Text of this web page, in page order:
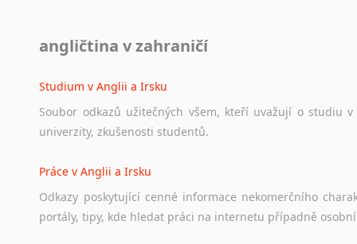
Ať už se jedná o česká diskusní
angličtina v zahraničí
Studium v Anglii a Irsku
Soubor odkazů užitečných všem, kteří uvažují o studiu v
univerzity, zkušenosti studentů.
Práce v Anglii a Irsku
Odkazy poskytující cenné informace nekomerčního
portály, tipy, kde hledat práci na internetu případně osobní